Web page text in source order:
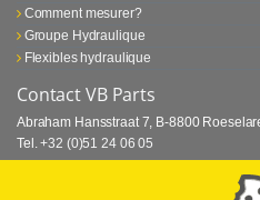
Comment mesurer?
Groupe Hydraulique
Flexibles hydraulique
Contact VB Parts
Abraham Hansstraat 7, B-8800
Tel. +32 (0)51 24 06 05